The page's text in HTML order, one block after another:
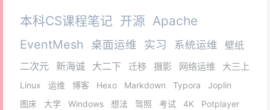
本科CS课程笔记 开源 Apache
EventMesh 桌面运维 实习 系统运维
壁纸
二次元 新海诚 大二下 迁移 摄影 网络运维 大三上
Linux 运维 博客 Hexo Markdown Typora
Joplin
图床
大学 Windows 想法 驾照 考试 4K Potplayer